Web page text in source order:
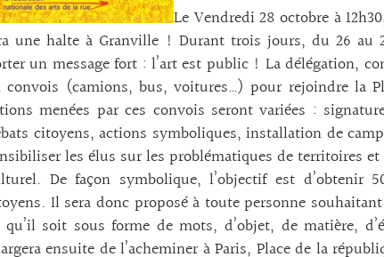
Le Vendredi 28 octobre à
une halte à Granville ! Durant trois jours, du 26 au
un message fort : l’art est public ! La délégation,
convois (camions, bus, voitures…) pour rejoindre la
menées par ces convois seront variées :
citoyens, actions symboliques, installation de
les élus sur les problématiques de territoires
De façon symbolique, l’objectif est d’obtenir
Il sera donc proposé à toute personne
soit sous forme de mots, d’objet, de matière,
ensuite de l’acheminer à Paris, Place de la